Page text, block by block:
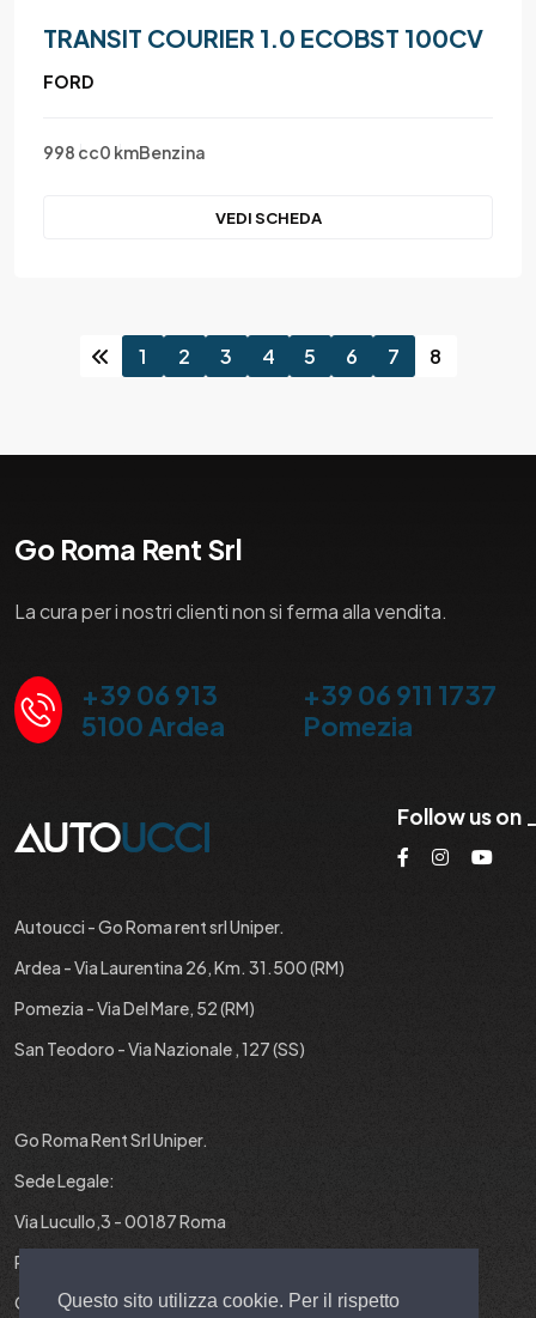
Questo sito utilizza cookie. Per il rispetto
TRANSIT COURIER 1.0 ECOBST 100CV
FORD
998 cc0 kmBenzina
VEDI SCHEDA
1 2 3 4 5 6 7 8
Go Roma Rent Srl
La cura per i nostri clienti non si ferma alla vendita.
+39 06 913
5100 Ardea
+39 06 911 1737
Pomezia
Follow us on
Autoucci - Go Roma rent srl Uniper.
Ardea - Via Laurentina 26, Km. 31.500 (RM)
Pomezia - Via Del Mare, 52 (RM)
San Teodoro - Via Nazionale , 127 (SS)
Go Roma Rent Srl Uniper.
Sede Legale:
Via Lucullo,3 - 00187 Roma
P.IVA : 12829431001
Cap. Soc. : 10.000 EURO I.V.